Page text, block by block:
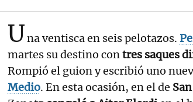
Una ventisca en seis pelotazos.
martes su destino contres saques
Rompió el guion y escribió uno
Medio. En esta ocasión, en el de